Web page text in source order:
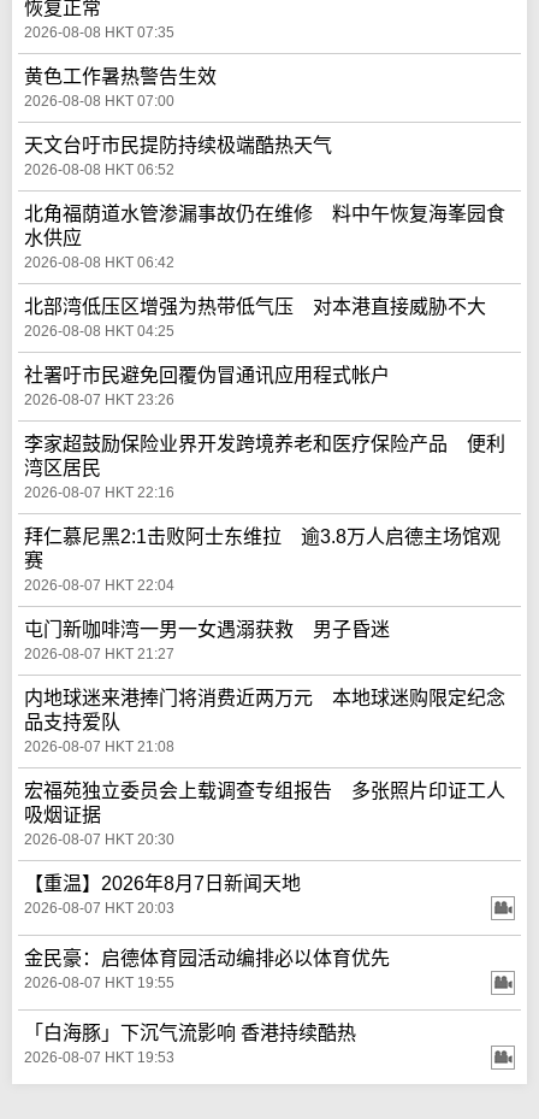
恢复正常
2026-08-08 HKT 07:35
黄色工作暑热警告生效
2026-08-08 HKT 07:00
天文台吁市民提防持续极端酷热天气
2026-08-08 HKT 06:52
北角福荫道水管渗漏事故仍在维修 料中午恢复海峯园食
水供应
2026-08-08 HKT 06:42
北部湾低压区增强为热带低气压 对本港直接威胁不大
2026-08-08 HKT 04:25
社署吁市民避免回覆伪冒通讯应用程式帐户
2026-08-07 HKT 23:26
李家超鼓励保险业界开发跨境养老和医疗保险产品 便利
湾区居民
2026-08-07 HKT 22:16
拜仁慕尼黑2:1击败阿士东维拉 逾3.8万人启德主场馆观
赛
2026-08-07 HKT 22:04
屯门新咖啡湾一男一女遇溺获救 男子昏迷
2026-08-07 HKT 21:27
内地球迷来港捧门将消费近两万元 本地球迷购限定纪念
品支持爱队
2026-08-07 HKT 21:08
宏福苑独立委员会上载调查专组报告 多张照片印证工人
吸烟证据
2026-08-07 HKT 20:30
【重温】2026年8月7日新闻天地
2026-08-07 HKT 20:03
金民豪：启德体育园活动编排必以体育优先
2026-08-07 HKT 19:55
「白海豚」下沉气流影响 香港持续酷热
2026-08-07 HKT 19:53